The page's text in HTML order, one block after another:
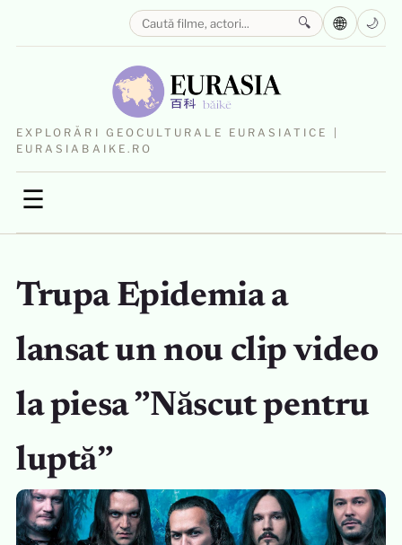
EXPLORĂRI GEOCULTURALE EURASIATICE |
EURASIABAIKE.RO
☰
🔍 🌐 🌙
Trupa Epidemia a
lansat un nou clip video
la piesa ”Născut pentru
luptă”